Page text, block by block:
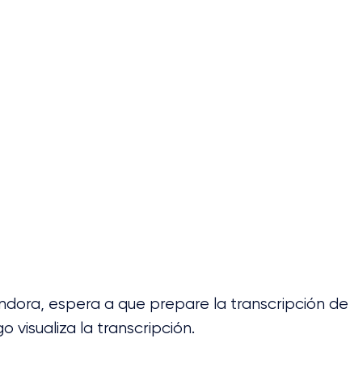
espera a que prepare la transcripción de
visualiza la transcripción.